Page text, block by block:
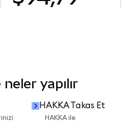
yapılır
HAKKA Takas Et
HAKKA ile